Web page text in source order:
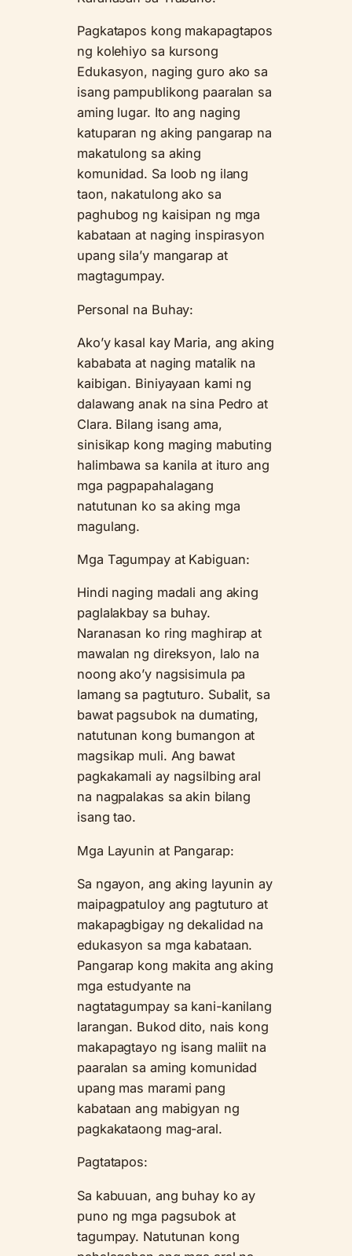
Pagkatapos kong makapagtapos
ng kolehiyo sa kursong
Edukasyon, naging guro ako sa
isang pampublikong paaralan sa
aming lugar. Ito ang naging
katuparan ng aking pangarap na
makatulong sa aking
komunidad. Sa loob ng ilang
taon, nakatulong ako sa
paghubog ng kaisipan ng mga
kabataan at naging inspirasyon
upang sila’y mangarap at
magtagumpay.
Personal na Buhay:
Ako’y kasal kay Maria, ang aking
kababata at naging matalik na
kaibigan. Biniyayaan kami ng
dalawang anak na sina Pedro at
Clara. Bilang isang ama,
sinisikap kong maging mabuting
halimbawa sa kanila at ituro ang
mga pagpapahalagang
natutunan ko sa aking mga
magulang.
Mga Tagumpay at Kabiguan:
Hindi naging madali ang aking
paglalakbay sa buhay.
Naranasan ko ring maghirap at
mawalan ng direksyon, lalo na
noong ako’y nagsisimula pa
lamang sa pagtuturo. Subalit, sa
bawat pagsubok na dumating,
natutunan kong bumangon at
magsikap muli. Ang bawat
pagkakamali ay nagsilbing aral
na nagpalakas sa akin bilang
isang tao.
Mga Layunin at Pangarap:
Sa ngayon, ang aking layunin ay
maipagpatuloy ang pagtuturo at
makapagbigay ng dekalidad na
edukasyon sa mga kabataan.
Pangarap kong makita ang aking
mga estudyante na
nagtatagumpay sa kani-kanilang
larangan. Bukod dito, nais kong
makapagtayo ng isang maliit na
paaralan sa aming komunidad
upang mas marami pang
kabataan ang mabigyan ng
pagkakataong mag-aral.
Pagtatapos:
Sa kabuuan, ang buhay ko ay
puno ng mga pagsubok at
tagumpay. Natutunan kong